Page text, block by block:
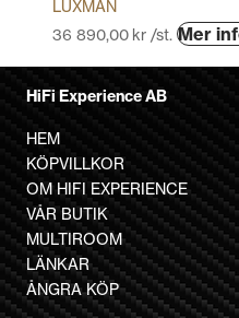
LUXMAN
36 890,00 kr /st. Mer
HiFi Experience AB
HEM
KÖPVILLKOR
OM HIFI EXPERIENCE
VÅR BUTIK
MULTIROOM
LÄNKAR
ÅNGRA KÖP